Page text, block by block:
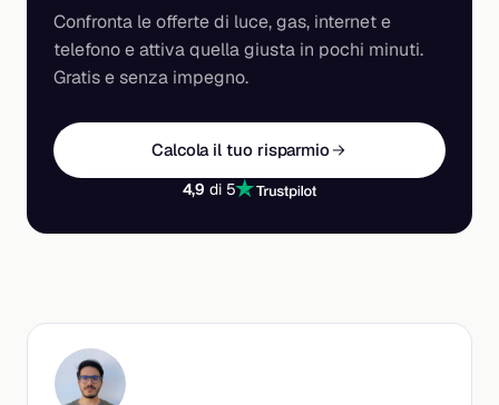
Confronta le offerte di luce, gas, internet e
telefono e attiva quella giusta in pochi minuti.
Gratis e senza impegno.
Calcola il tuo risparmio
4,9 di 5